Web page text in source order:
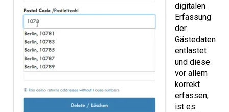
digitalen
Erfassung
der
Gästedaten
entlastet
und diese
vor allem
korrekt
erfassen,
ist es